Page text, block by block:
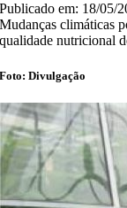
Publicado em: 18/05/
Mudanças climáticas
qualidade nutricional
Foto: Divulgação